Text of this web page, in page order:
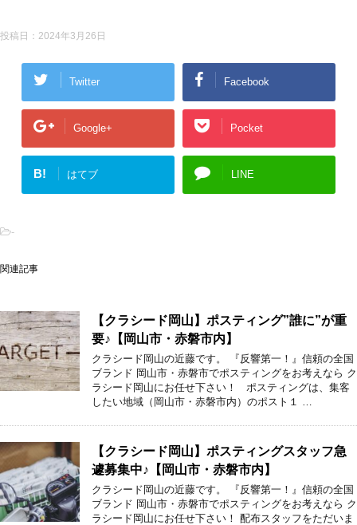
投稿日： 2024年3月26日
Twitter Facebook
Google+ Pocket
B! はてブ LINE
-
関連記事
【クラシード岡山】ポスティング”誰に”が重
要♪【岡山市・赤磐市内】
クラシード岡山の近藤です。 『反響第一！』信頼の全国
ブランド 岡山市・赤磐市でポスティングをお考えなら ク
ラシード岡山にお任せ下さい！ ポスティングは、集客
したい地域（岡山市・赤磐市内）のポスト１ …
【クラシード岡山】ポスティングスタッフ急
遽募集中♪【岡山市・赤磐市内】
クラシード岡山の近藤です。 『反響第一！』信頼の全国
ブランド 岡山市・赤磐市でポスティングをお考えなら ク
ラシード岡山にお任せ下さい！ 配布スタッフをただいま